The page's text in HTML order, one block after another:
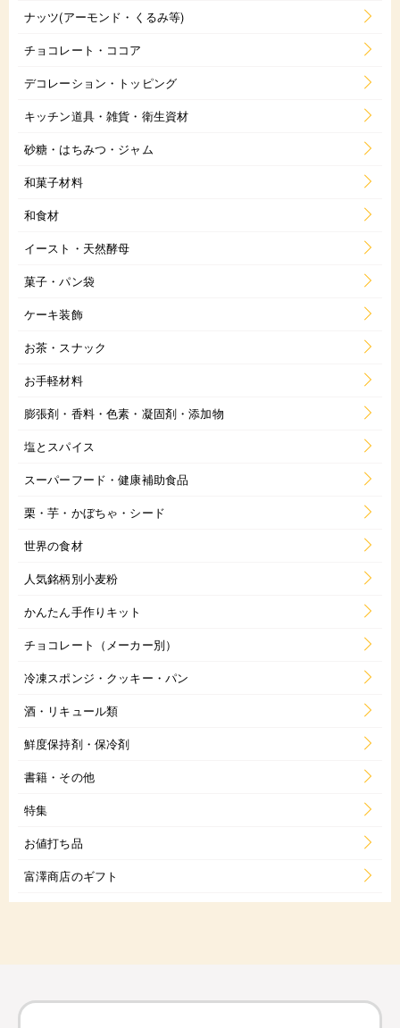
ナッツ(アーモンド・くるみ等)
チョコレート・ココア
デコレーション・トッピング
キッチン道具・雑貨・衛生資材
砂糖・はちみつ・ジャム
和菓子材料
和食材
イースト・天然酵母
菓子・パン袋
ケーキ装飾
お茶・スナック
お手軽材料
膨張剤・香料・色素・凝固剤・添加物
塩とスパイス
スーパーフード・健康補助食品
栗・芋・かぼちゃ・シード
世界の食材
人気銘柄別小麦粉
かんたん手作りキット
チョコレート（メーカー別）
冷凍スポンジ・クッキー・パン
酒・リキュール類
鮮度保持剤・保冷剤
書籍・その他
特集
お値打ち品
富澤商店のギフト